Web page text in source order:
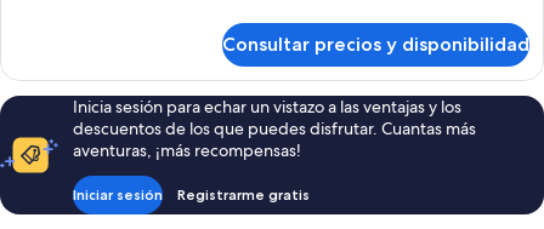
Queen
Adjoining
(No
Pets)
Queen
and
Deluxe
Queen
Adjoining
Pets)
Consultar precios y disponibilidad
Inicia sesión para echar un vistazo a las ventajas y los
descuentos de los que puedes disfrutar. Cuantas más
aventuras, ¡más recompensas!
Iniciar sesión Registrarme gratis